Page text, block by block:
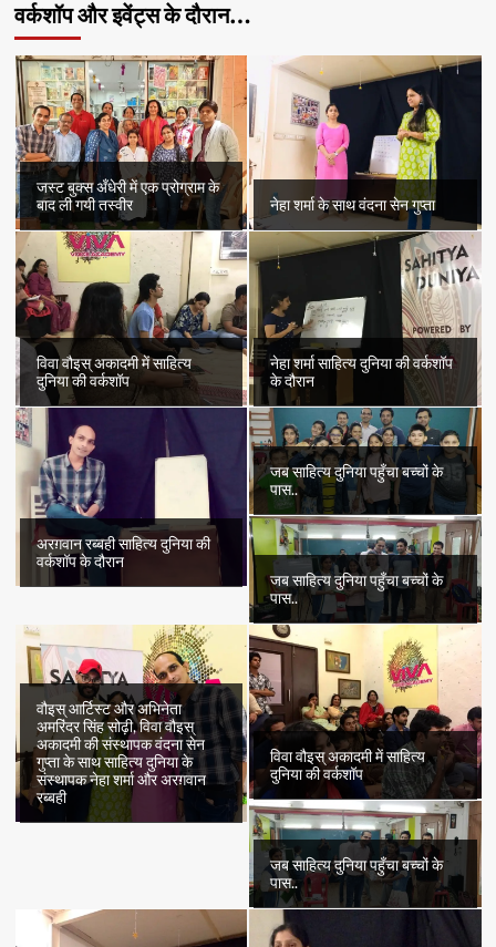
वर्कशॉप और इवेंट्स के दौरान…
जस्ट बुक्स अँधेरी में एक प्रोग्राम के
बाद ली गयी तस्वीर
नेहा शर्मा के साथ वंदना सेन गुप्ता
विवा वौइस् अकादमी में साहित्य
दुनिया की वर्कशॉप
नेहा शर्मा साहित्य दुनिया की वर्कशॉप
के दौरान
अरग़वान रब्बही साहित्य दुनिया की
वर्कशॉप के दौरान
जब साहित्य दुनिया पहुँचा बच्चों के
पास..
जब साहित्य दुनिया पहुँचा बच्चों के
पास..
वौइस् आर्टिस्ट और अभिनेता
अमरिंदर सिंह सोढ़ी, विवा वौइस्
अकादमी की संस्थापक वंदना सेन
गुप्ता के साथ साहित्य दुनिया के
संस्थापक नेहा शर्मा और अरग़वान
रब्बही
विवा वौइस् अकादमी में साहित्य
दुनिया की वर्कशॉप
जब साहित्य दुनिया पहुँचा बच्चों के
पास..